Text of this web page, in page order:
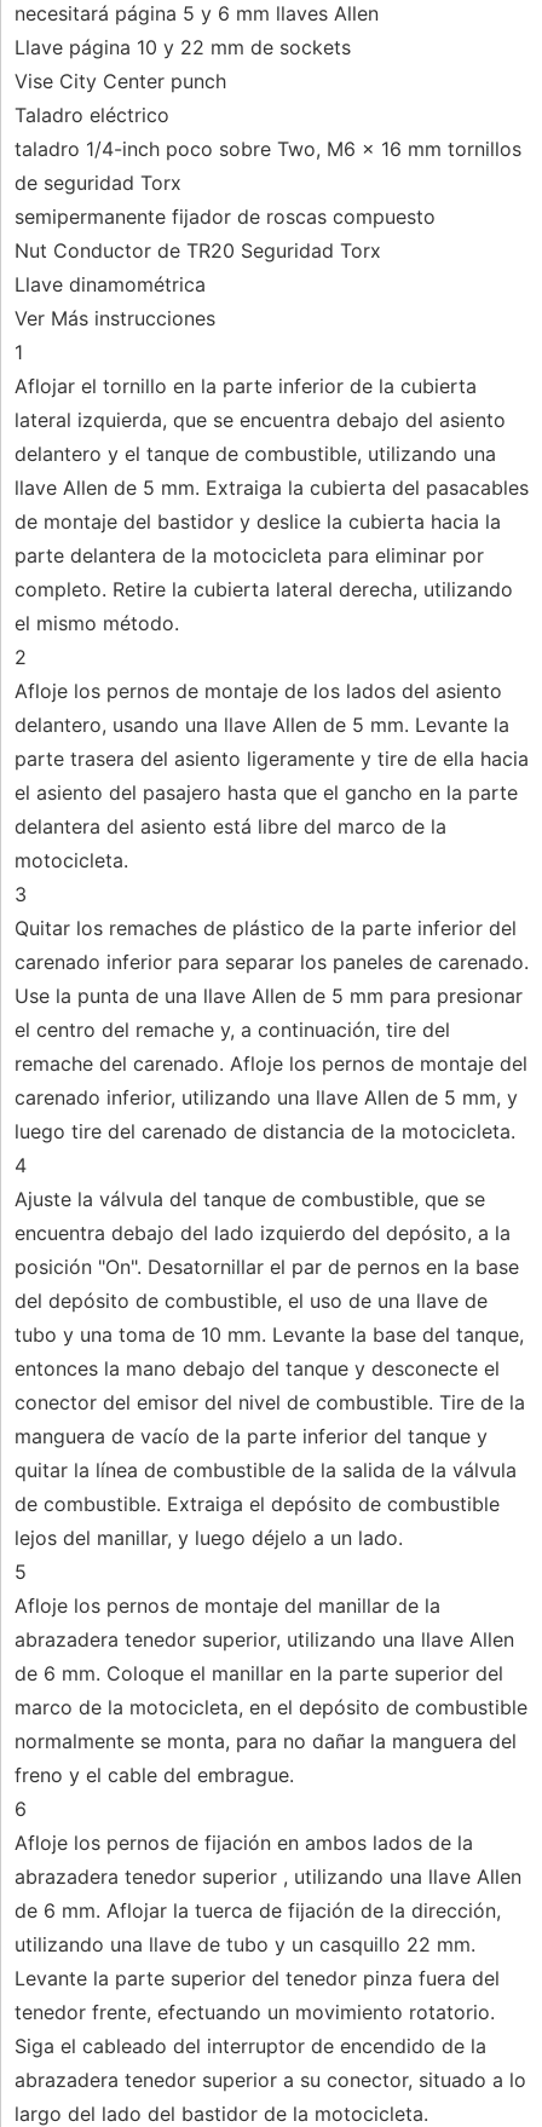
necesitará página 5 y 6 mm llaves Allen
Llave página 10 y 22 mm de sockets
Vise City Center punch
Taladro eléctrico
taladro 1/4-inch poco sobre Two, M6 x 16 mm tornillos
de seguridad Torx
semipermanente fijador de roscas compuesto
Nut Conductor de TR20 Seguridad Torx
Llave dinamométrica
Ver Más instrucciones
1
Aflojar el tornillo en la parte inferior de la cubierta
lateral izquierda, que se encuentra debajo del asiento
delantero y el tanque de combustible, utilizando una
llave Allen de 5 mm. Extraiga la cubierta del pasacables
de montaje del bastidor y deslice la cubierta hacia la
parte delantera de la motocicleta para eliminar por
completo. Retire la cubierta lateral derecha, utilizando
el mismo método.
2
Afloje los pernos de montaje de los lados del asiento
delantero, usando una llave Allen de 5 mm. Levante la
parte trasera del asiento ligeramente y tire de ella hacia
el asiento del pasajero hasta que el gancho en la parte
delantera del asiento está libre del marco de la
motocicleta.
3
Quitar los remaches de plástico de la parte inferior del
carenado inferior para separar los paneles de carenado.
Use la punta de una llave Allen de 5 mm para presionar
el centro del remache y, a continuación, tire del
remache del carenado. Afloje los pernos de montaje del
carenado inferior, utilizando una llave Allen de 5 mm, y
luego tire del carenado de distancia de la motocicleta.
4
Ajuste la válvula del tanque de combustible, que se
encuentra debajo del lado izquierdo del depósito, a la
posición "On". Desatornillar el par de pernos en la base
del depósito de combustible, el uso de una llave de
tubo y una toma de 10 mm. Levante la base del tanque,
entonces la mano debajo del tanque y desconecte el
conector del emisor del nivel de combustible. Tire de la
manguera de vacío de la parte inferior del tanque y
quitar la línea de combustible de la salida de la válvula
de combustible. Extraiga el depósito de combustible
lejos del manillar, y luego déjelo a un lado.
5
Afloje los pernos de montaje del manillar de la
abrazadera tenedor superior, utilizando una llave Allen
de 6 mm. Coloque el manillar en la parte superior del
marco de la motocicleta, en el depósito de combustible
normalmente se monta, para no dañar la manguera del
freno y el cable del embrague.
6
Afloje los pernos de fijación en ambos lados de la
abrazadera tenedor superior , utilizando una llave Allen
de 6 mm. Aflojar la tuerca de fijación de la dirección,
utilizando una llave de tubo y un casquillo 22 mm.
Levante la parte superior del tenedor pinza fuera del
tenedor frente, efectuando un movimiento rotatorio.
Siga el cableado del interruptor de encendido de la
abrazadera tenedor superior a su conector, situado a lo
largo del lado del bastidor de la motocicleta.